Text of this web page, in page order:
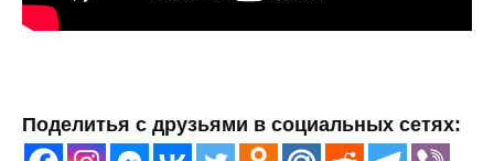
Поделитья с друзьями в социальных сетях: